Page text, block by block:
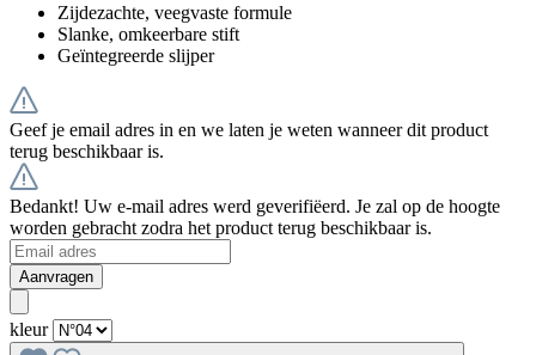
Zijdezachte, veegvaste formule
Slanke, omkeerbare stift
Geïntegreerde slijper
Geef je email adres in en we laten je weten wanneer dit product
terug beschikbaar is.
Bedankt! Uw e-mail adres werd geverifiëerd. Je zal op de hoogte
worden gebracht zodra het product terug beschikbaar is.
Aanvragen
kleur